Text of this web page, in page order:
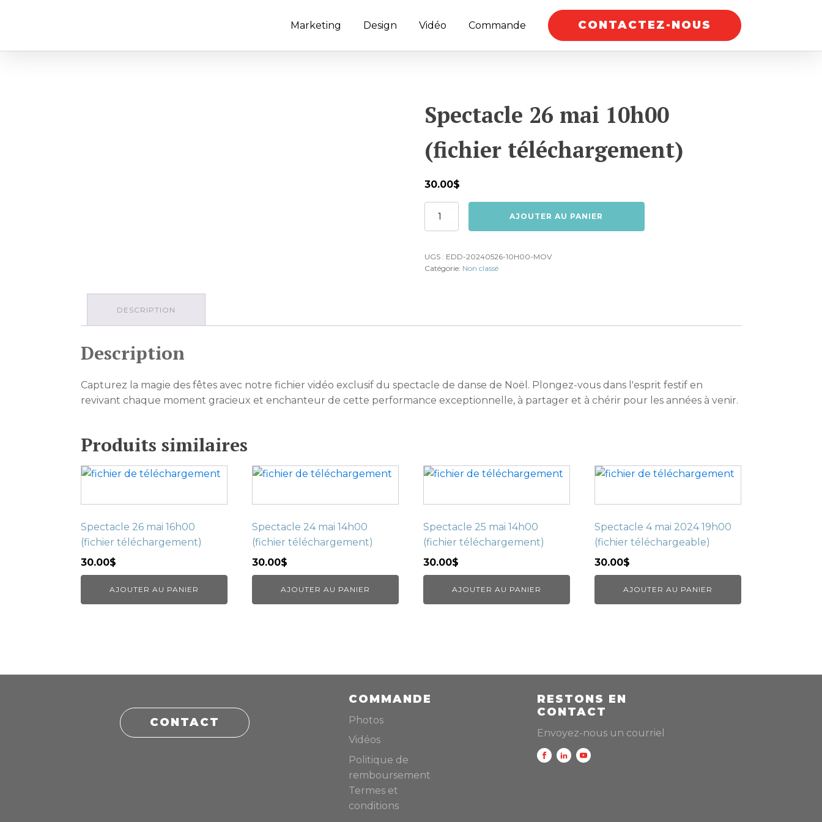
Marketing Design Vidéo Commande CONTACTEZ-NOUS
Spectacle 26 mai 10h00
(fichier téléchargement)
30.00$
quantité
mai
10h00
AJOUTER AU PANIER
UGS : EDD-20240526-10H00-MOV
Catégorie: Non classé
DESCRIPTION
Description
Capturez la magie des fêtes avec notre fichier vidéo exclusif du spectacle de danse de Noël. Plongez-vous dans l'esprit festif en
revivant chaque moment gracieux et enchanteur de cette performance exceptionnelle, à partager et à chérir pour les années à venir.
Produits similaires
Spectacle 26 mai 16h00
(fichier téléchargement)
30.00$
AJOUTER AU PANIER
Spectacle 24 mai 14h00
(fichier téléchargement)
30.00$
AJOUTER AU PANIER
Spectacle 25 mai 14h00
(fichier téléchargement)
30.00$
AJOUTER AU PANIER
Spectacle 4 mai 2024 19h00
(fichier téléchargeable)
30.00$
AJOUTER AU PANIER
CONTACT
COMMANDE
Photos
Vidéos
Politique de
remboursement
Termes et
conditions
RESTONS EN
CONTACT
Envoyez-nous un courriel